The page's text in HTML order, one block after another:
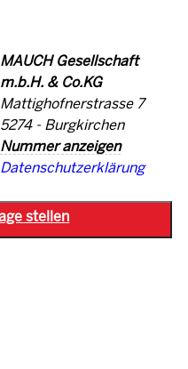
MAUCH Gesellschaft
m.b.H. & Co.KG
Mattighofnerstrasse 7
5274 - Burgkirchen
Nummer anzeigen
Datenschutzerklärung